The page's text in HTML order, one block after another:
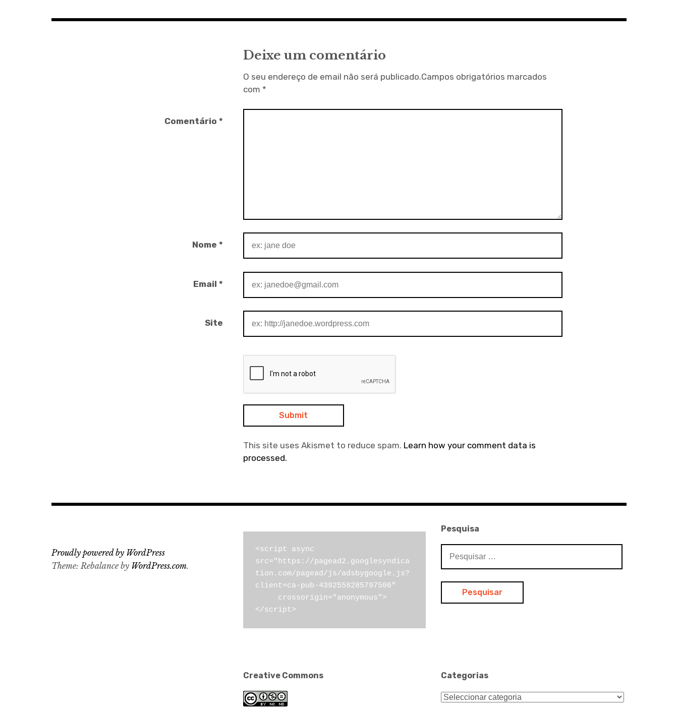
Deixe um comentário
O seu endereço de email não será publicado.Campos obrigatórios marcados
com *
Comentário *
Nome *
Email *
Site
This site uses Akismet to reduce spam. Learn how your comment data is
processed.
<script async
src="https://pagead2.googlesyndica
tion.com/pagead/js/adsbygoogle.js?
client=ca-pub-4392558285797506"
</script>
Pesquisa
por:
Creative Commons Categorias
Categorias
Proudly powered by WordPress
Theme: Rebalance by WordPress.com.